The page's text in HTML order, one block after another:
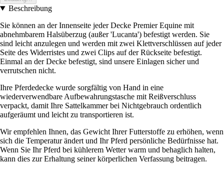
Beschreibung
Sie können an der Innenseite jeder Decke Premier Equine mit
abnehmbarem Halsüberzug (außer 'Lucanta') befestigt werden. Sie
sind leicht anzulegen und werden mit zwei Klettverschlüssen auf jeder
Seite des Widerristes und zwei Clips auf der Rückseite befestigt.
Einmal an der Decke befestigt, sind unsere Einlagen sicher und
verrutschen nicht.
Ihre Pferdedecke wurde sorgfältig von Hand in eine
wiederverwendbare Aufbewahrungstasche mit Reißverschluss
verpackt, damit Ihre Sattelkammer bei Nichtgebrauch ordentlich
aufgeräumt und leicht zu transportieren ist.
Wir empfehlen Ihnen, das Gewicht Ihrer Futterstoffe zu erhöhen, wenn
sich die Temperatur ändert und Ihr Pferd persönliche Bedürfnisse hat.
Wenn Sie Ihr Pferd bei kühlerem Wetter warm und behaglich halten,
kann dies zur Erhaltung seiner körperlichen Verfassung beitragen.